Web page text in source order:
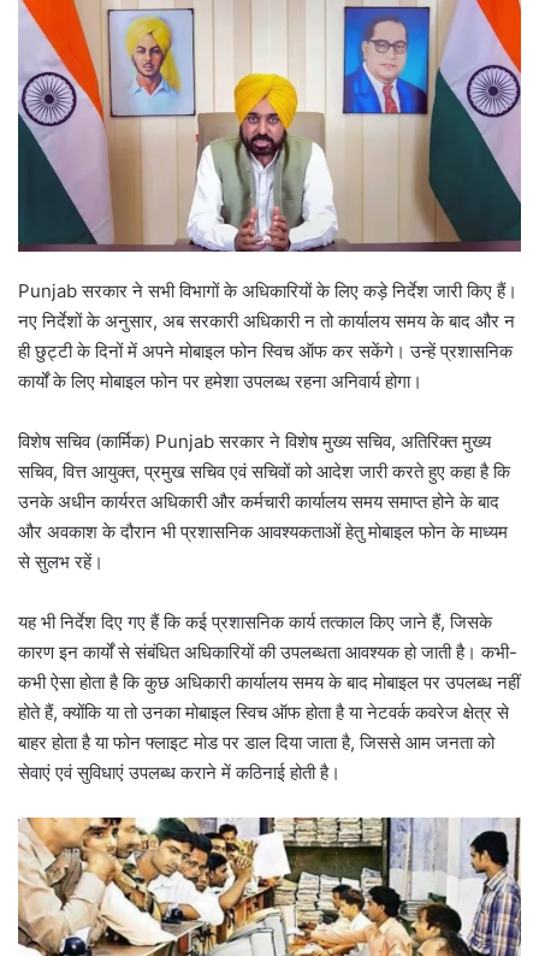
Punjab सरकार ने सभी विभागों के अधिकारियों के लिए कड़े निर्देश जारी किए हैं।
नए निर्देशों के अनुसार, अब सरकारी अधिकारी न तो कार्यालय समय के बाद और न
ही छुट्टी के दिनों में अपने मोबाइल फोन स्विच ऑफ कर सकेंगे। उन्हें प्रशासनिक
कार्यों के लिए मोबाइल फोन पर हमेशा उपलब्ध रहना अनिवार्य होगा।
विशेष सचिव (कार्मिक) Punjab सरकार ने विशेष मुख्य सचिव, अतिरिक्त मुख्य
सचिव, वित्त आयुक्त, प्रमुख सचिव एवं सचिवों को आदेश जारी करते हुए कहा है कि
उनके अधीन कार्यरत अधिकारी और कर्मचारी कार्यालय समय समाप्त होने के बाद
और अवकाश के दौरान भी प्रशासनिक आवश्यकताओं हेतु मोबाइल फोन के माध्यम
से सुलभ रहें।
यह भी निर्देश दिए गए हैं कि कई प्रशासनिक कार्य तत्काल किए जाने हैं, जिसके
कारण इन कार्यों से संबंधित अधिकारियों की उपलब्धता आवश्यक हो जाती है। कभी-
कभी ऐसा होता है कि कुछ अधिकारी कार्यालय समय के बाद मोबाइल पर उपलब्ध नहीं
होते हैं, क्योंकि या तो उनका मोबाइल स्विच ऑफ होता है या नेटवर्क कवरेज क्षेत्र से
बाहर होता है या फोन फ्लाइट मोड पर डाल दिया जाता है, जिससे आम जनता को
सेवाएं एवं सुविधाएं उपलब्ध कराने में कठिनाई होती है।